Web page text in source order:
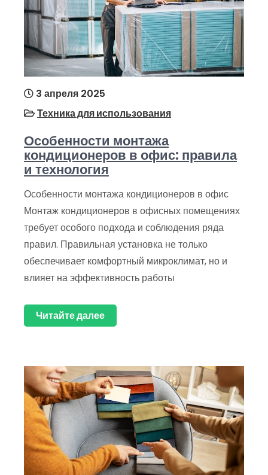
3 апреля 2025
Техника для использования
Особенности монтажа
кондиционеров в офис: правила
и технология
Особенности монтажа кондиционеров в офис
Монтаж кондиционеров в офисных помещениях
требует особого подхода и соблюдения ряда
правил. Правильная установка не только
обеспечивает комфортный микроклимат, но и
влияет на эффективность работы
Читайте далее